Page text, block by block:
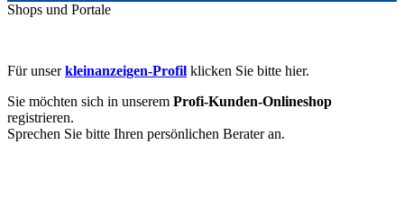
Shops und Portale
Für unserkleinanzeigen-Profil klicken Sie bitte hier.
Sie möchten sich in unserem Profi-Kunden-Onlineshop
registrieren.
Sprechen Sie bitte Ihren persönlichen Berater an.